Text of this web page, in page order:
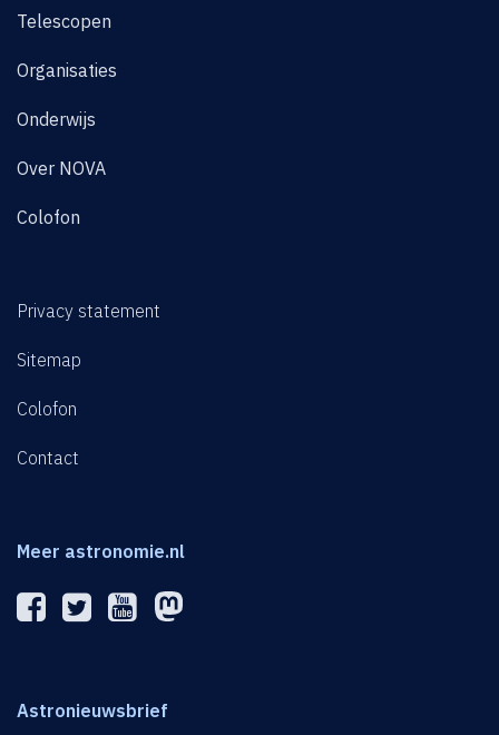
Telescopen
Organisaties
Onderwijs
Over NOVA
Colofon
Privacy statement
Sitemap
Colofon
Contact
Meer astronomie.nl
Astronieuwsbrief